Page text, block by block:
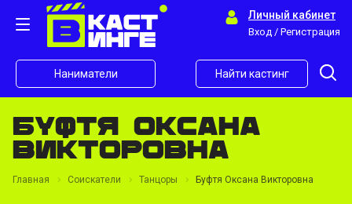
Личный кабинет
Вход / Регистрация
Наниматели Найти кастинг
Буфтя Оксана
Викторовна
Главная Соискатели Танцоры Буфтя Оксана Викторовна